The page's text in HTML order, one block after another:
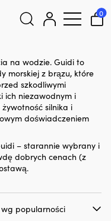
0
na wodzie. Guidi to
morskiej z brązu, które
szkodliwymi
ich niezawodnym i
żywotność silnika i
doświadczeniem
– starannie wybrany i
dobrych cenach (z